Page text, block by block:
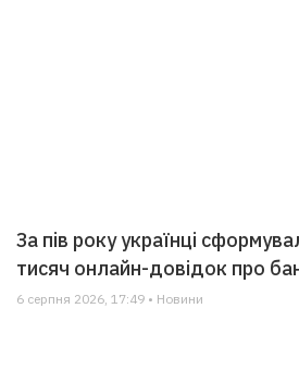
За пів року українці
тисяч онлайн-довідок про
6 серпня 2026, 17:49 • Новини